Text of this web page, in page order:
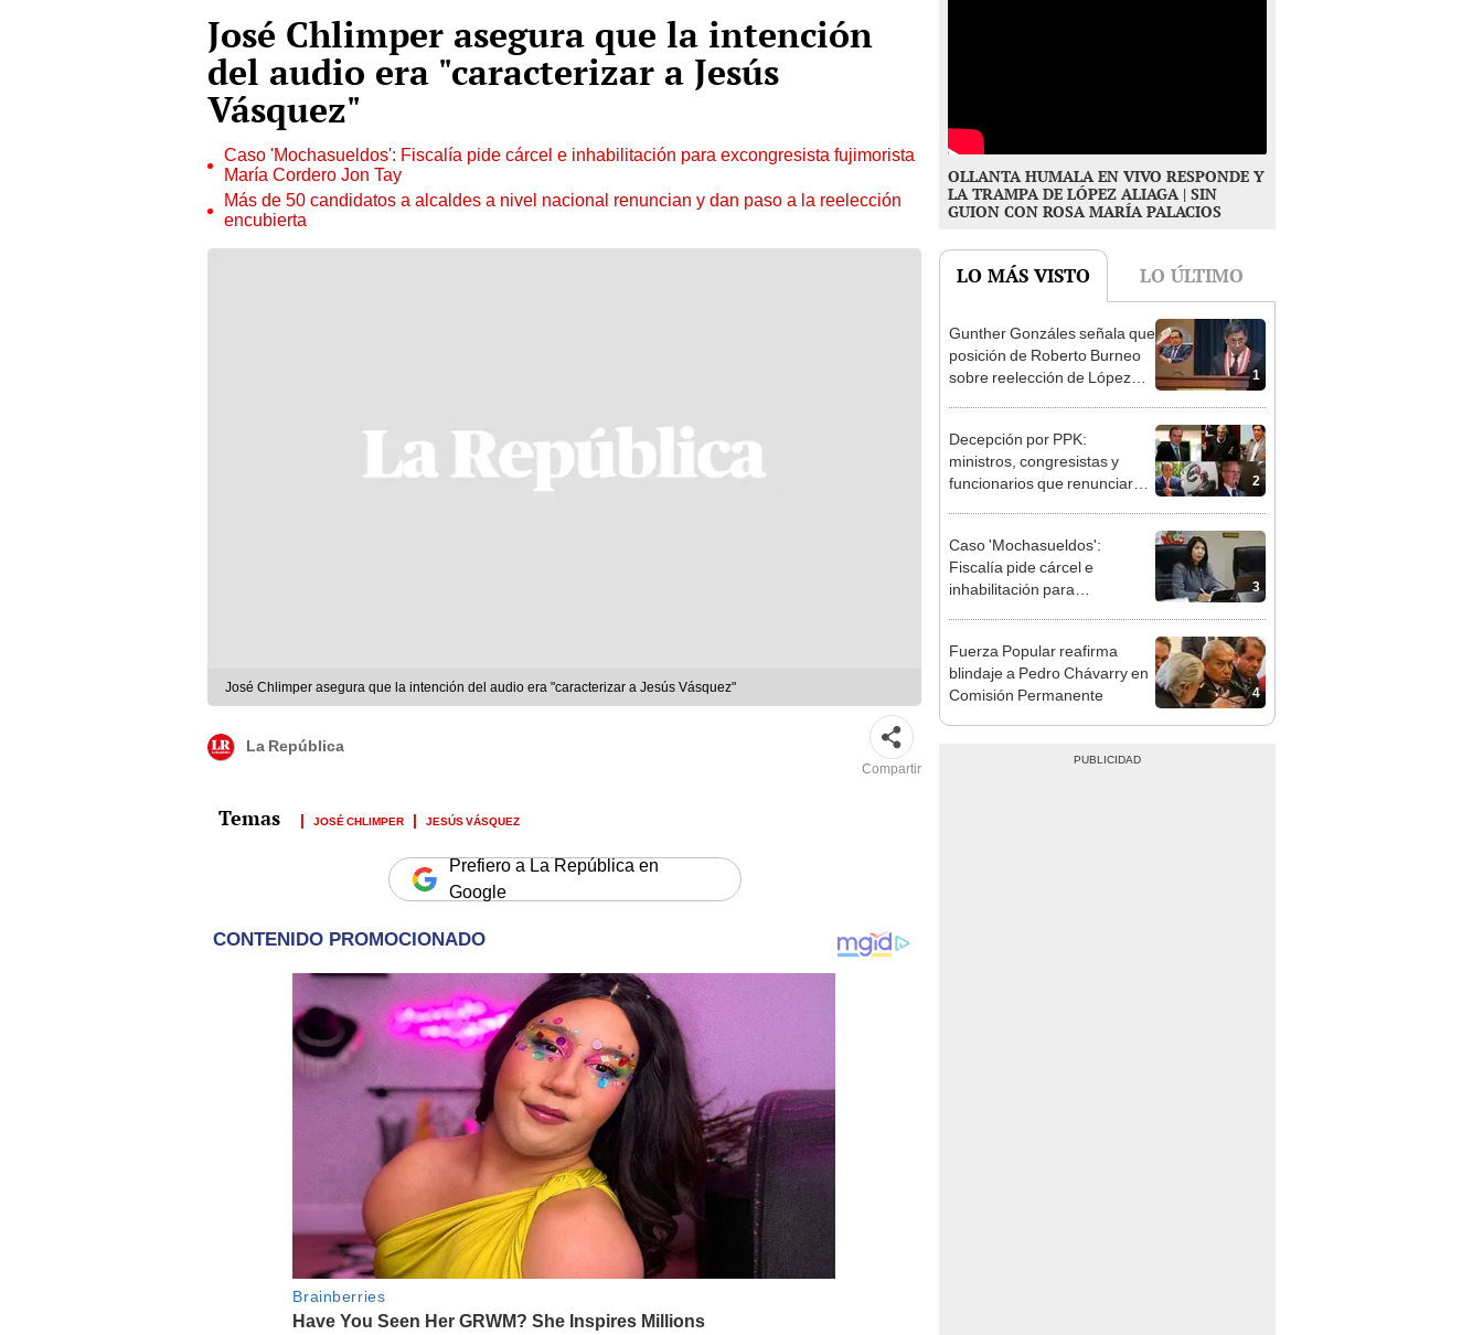
José Chlimper asegura que la intención
del audio era "caracterizar a Jesús
Vásquez"
Caso 'Mochasueldos': Fiscalía pide cárcel e inhabilitación para excongresista fujimorista
María Cordero Jon Tay
Más de 50 candidatos a alcaldes a nivel nacional renuncian y dan paso a la reelección
encubierta
José Chlimper asegura que la intención del audio era "caracterizar a Jesús Vásquez"
La República
Compartir
JOSÉ CHLIMPER JESÚS VÁSQUEZ
Prefiero a La República en
Google
OLLANTA HUMALA EN VIVO RESPONDE Y
LA TRAMPA DE LÓPEZ ALIAGA | SIN
GUION CON ROSA MARÍA PALACIOS
LO MÁS VISTO LO ÚLTIMO
1
Gunther Gonzáles señala que
posición de Roberto Burneo
sobre reelección de López
2
Decepción por PPK:
ministros, congresistas y
funcionarios que renunciaron
3
Caso 'Mochasueldos':
Fiscalía pide cárcel e
inhabilitación para
4
Fuerza Popular reafirma
blindaje a Pedro Chávarry en
Comisión Permanente